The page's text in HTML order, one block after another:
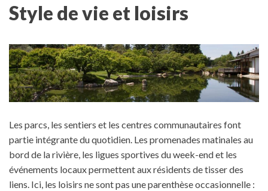
Style de vie et loisirs
Les parcs, les sentiers et les centres communautaires font
partie intégrante du quotidien. Les promenades matinales au
bord de la rivière, les ligues sportives du week-end et les
événements locaux permettent aux résidents de tisser des
liens. Ici, les loisirs ne sont pas une parenthèse occasionnelle :